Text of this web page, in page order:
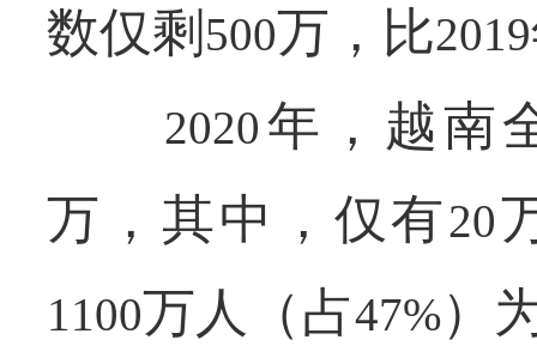
数仅剩 500万，比2019
2020年，越南
万，其中，仅有20
1100万人（占47%）